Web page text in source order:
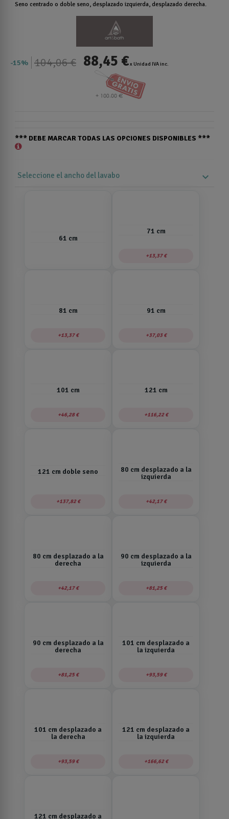
Seno centrado o doble seno, desplazado izquierda, desplazado derecha.
15% 104,06 € 88,45 €x Unidad IVA inc.
*** DEBE MARCAR TODAS LAS OPCIONES DISPONIBLES ***
Seleccione el ancho del lavabo expand_more
61 cm
71 cm
13,37 €
81 cm
13,37 €
91 cm
37,03 €
101 cm
46,28 €
121 cm
116,22 €
121 cm doble seno
137,82 €
80 cm desplazado a la
izquierda
42,17 €
80 cm desplazado a la
derecha
42,17 €
90 cm desplazado a la
izquierda
81,25 €
90 cm desplazado a la
derecha
81,25 €
101 cm desplazado a
la izquierda
93,59 €
101 cm desplazado a
la derecha
93,59 €
121 cm desplazado a
la izquierda
166,62 €
121 cm desplazado a